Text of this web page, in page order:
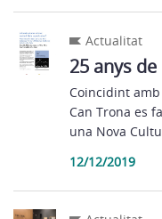
Actualitat
25 anys
Coincidint amb
Can Trona es
una Nova
12/12/2019